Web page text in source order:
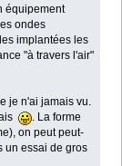
équipement
ondes
implantées les
"à travers l'air"
je n'ai jamais vu.
. La forme
on peut peut-
un essai de gros